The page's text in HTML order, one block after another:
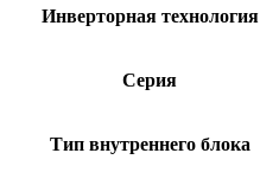
Инверторная технология
Серия
Тип внутреннего блока